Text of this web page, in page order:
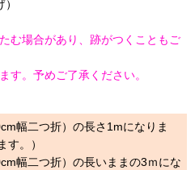
む場合があり、跡がつくこともご
す。予めご了承ください。
幅二つ折）の長さ1mになりま
す。）
幅二つ折）の長いままの3ｍにな